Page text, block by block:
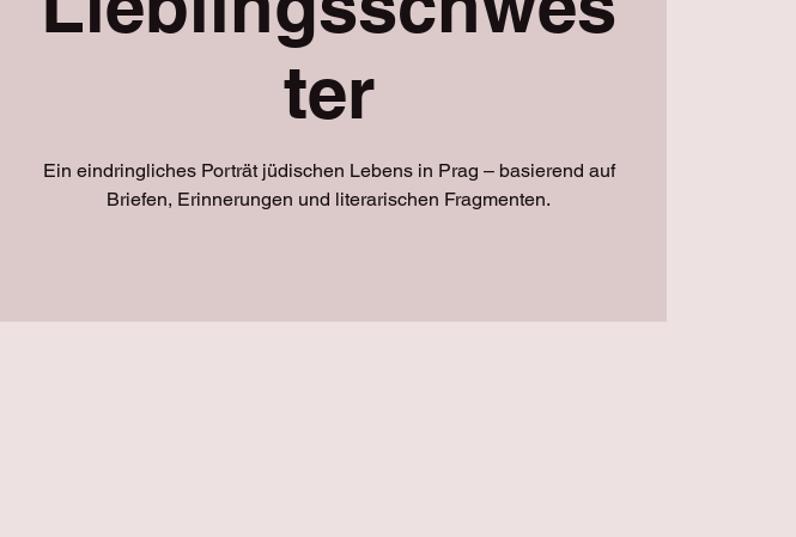
ter
Ein eindringliches Porträt jüdischen Lebens in Prag – basierend auf
Briefen, Erinnerungen und literarischen Fragmenten.